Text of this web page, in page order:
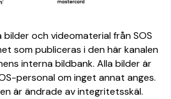
bilder och videomaterial från SOS
som publiceras i den här kanalen
interna bildbank. Alla bilder är
personal om inget annat anges.
är ändrade av integritetsskäl.